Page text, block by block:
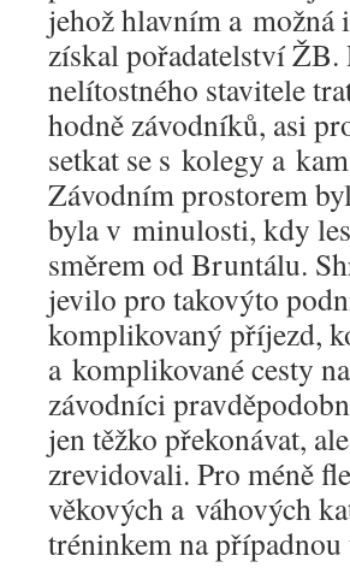
jehož hlavním a možná
získal pořadatelství ŽB.
nelítostného stavitele
hodně závodníků, asi
setkat se s kolegy a
Závodním prostorem
byla v minulosti, kdy
směrem od Bruntálu.
jevilo pro takovýto
komplikovaný příjezd,
a komplikované cesty
závodníci
jen těžko překonávat,
zrevidovali. Pro méně
věkových a váhových
tréninkem na